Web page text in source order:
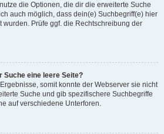
die Optionen, die dir die erweiterte Suche
auch möglich, dass dein(e) Suchbegriff(e) hier
wurden. Prüfe ggf. die Rechtschreibung der
Suche eine leere Seite?
somit konnte der Webserver sie nicht
Suche und gib spezifischere Suchbegriffe
auf verschiedene Unterforen.